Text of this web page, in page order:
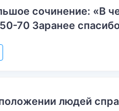
сочинение: «В
70 Заранее
людей